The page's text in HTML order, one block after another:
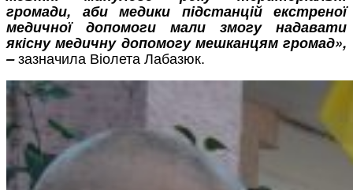
громади, аби медики підстанцій екстреної
медичної допомоги мали змогу надавати
якісну медичну допомогу мешканцям громад»,
–зазначила Віолета Лабазюк.